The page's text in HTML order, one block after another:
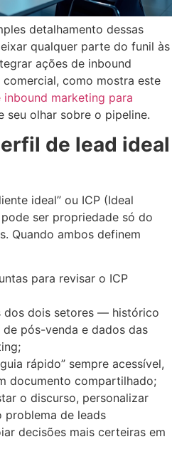
detalhamento dessas
qualquer parte do funil às
ações de inbound
como mostra este
marketing para
seu olhar sobre o pipeline.
de lead ideal
ideal” ou ICP (Ideal
ser propriedade só do
Quando ambos definem
para revisar o ICP
dos dois setores — histórico
pós-venda e dados das
rápido” sempre acessível,
documento compartilhado;
o discurso, personalizar
problema de leads
decisões mais certeiras em